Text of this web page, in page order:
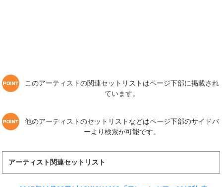
このアーティストの関連セットリストはページ下部に掲載され
ています。
他のアーティストのセットリストなどはページ下部のサイドバ
ーより検索が可能です。
アーティスト関連セットリスト